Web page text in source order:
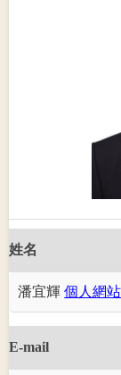
姓名
潘宜輝個人網站
E-mail